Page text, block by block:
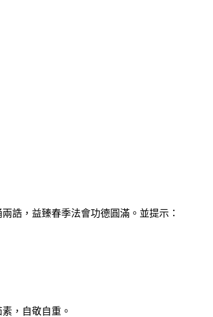
誥，益臻春季法會功德圓滿。並提示：
，自敬自重。